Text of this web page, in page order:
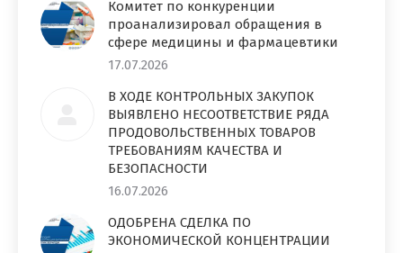
Комитет по конкуренции
проанализировал обращения в
сфере медицины и фармацевтики
17.07.2026
В ХОДЕ КОНТРОЛЬНЫХ ЗАКУПОК
ВЫЯВЛЕНО НЕСООТВЕТСТВИЕ РЯДА
ПРОДОВОЛЬСТВЕННЫХ ТОВАРОВ
ТРЕБОВАНИЯМ КАЧЕСТВА И
БЕЗОПАСНОСТИ
16.07.2026
ОДОБРЕНА СДЕЛКА ПО
ЭКОНОМИЧЕСКОЙ КОНЦЕНТРАЦИИ